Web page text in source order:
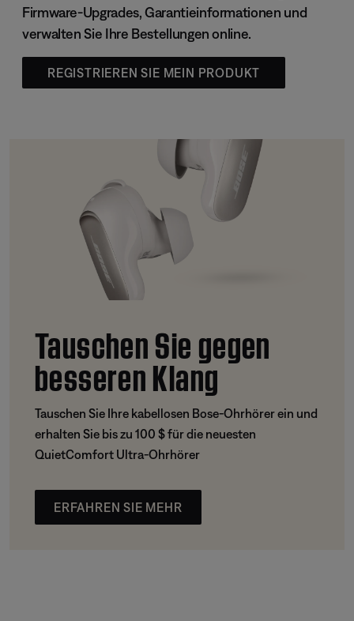
Firmware-Upgrades, Garantieinformationen und
verwalten Sie Ihre Bestellungen online.
REGISTRIEREN SIE MEIN PRODUKT
Tauschen Sie gegen
besseren Klang
Tauschen Sie Ihre kabellosen Bose-Ohrhörer ein und
erhalten Sie bis zu 100 $ für die neuesten
QuietComfort Ultra-Ohrhörer
ERFAHREN SIE MEHR